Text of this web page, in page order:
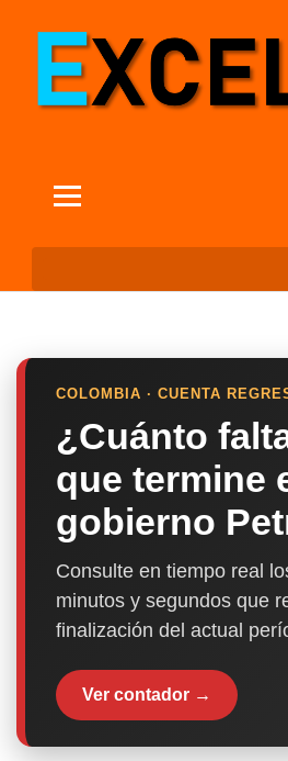
COLOMBIA · CUENTA
¿Cuánto
que termine
gobierno
Consulte en tiempo real
minutos y segundos que
finalización del actual
Ver contador →